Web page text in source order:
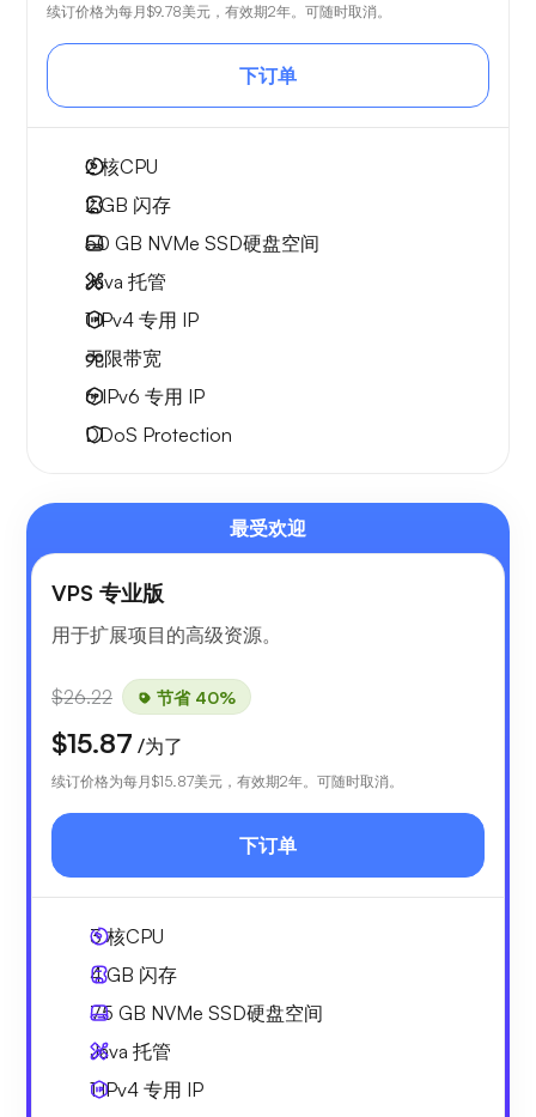
续订价格为每月$9.78美元，有效期2年。可随时取消。
下订单
2核CPU
2 GB 闪存
50 GB NVMe SSD硬盘空间
Java 托管
1 IPv4 专用 IP
无限带宽
6 IPv6 专用 IP
DDoS Protection
最受欢迎
VPS 专业版
用于扩展项目的高级资源。
$26.22 节省 40%
$15.87 /为了
续订价格为每月$15.87美元，有效期2年。可随时取消。
下订单
3核CPU
4 GB 闪存
75 GB NVMe SSD硬盘空间
Java 托管
1 IPv4 专用 IP